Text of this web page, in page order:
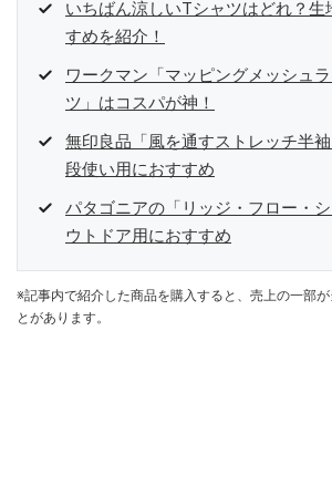
いちばん涼しいTシャツはどれ？生
すめを紹介！
ワークマン「マッピングメッシュ
ツ」はコスパが神！
無印良品「風を通すストレッチ半
段使い用におすすめ
パタゴニアの「リッジ・フロー・
ウトドア用におすすめ
※記事内で紹介した商品を購入すると、売上の一部
とがあります。